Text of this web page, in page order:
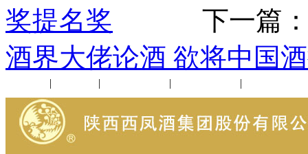
奖提名奖 下一篇
酒界大佬论酒 欲将中国
| | | |